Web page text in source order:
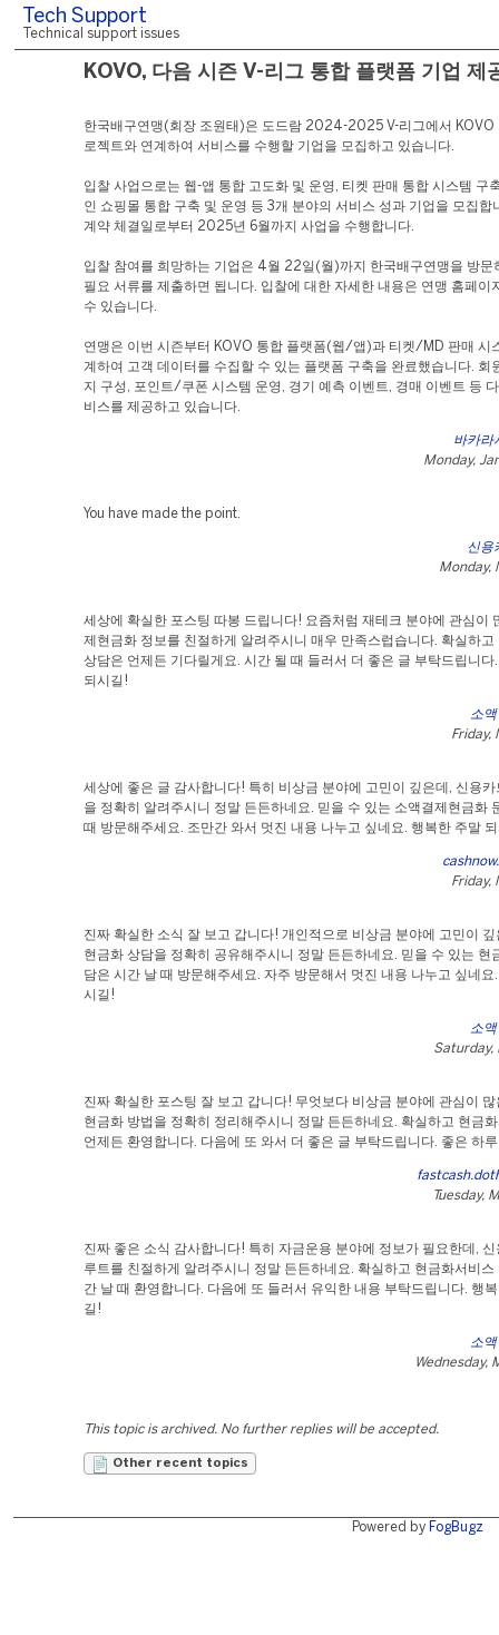
Tech Support
Technical support issues
KOVO, 다음 시즌 V-리그 통합 플랫폼 기업 제
한국배구연맹(회장 조원태)은 도드람 2024-2025 V-리그에서 KOVO
로젝트와 연계하여 서비스를 수행할 기업을 모집하고 있습니다.
입찰 사업으로는 웹-앱 통합 고도화 및 운영, 티켓 판매 통합 시스템 구
인 쇼핑몰 통합 구축 및 운영 등 3개 분야의 서비스 성과 기업을 모집합
계약 체결일로부터 2025년 6월까지 사업을 수행합니다.
입찰 참여를 희망하는 기업은 4월 22일(월)까지 한국배구연맹을 방문
필요 서류를 제출하면 됩니다. 입찰에 대한 자세한 내용은 연맹 홈페이
수 있습니다.
연맹은 이번 시즌부터 KOVO 통합 플랫폼(웹/앱)과 티켓/MD 판매 시
계하여 고객 데이터를 수집할 수 있는 플랫폼 구축을 완료했습니다. 회
지 구성, 포인트/쿠폰 시스템 운영, 경기 예측 이벤트, 경매 이벤트 등
비스를 제공하고 있습니다.
바카라
Monday,
You have made the point.
신용
Monday,
세상에 확실한 포스팅 따봉 드립니다! 요즘처럼 재테크 분야에 관심이
제현금화 정보를 친절하게 알려주시니 매우 만족스럽습니다. 확실하고
상담은 언제든 기다릴게요. 시간 될 때 들러서 더 좋은 글 부탁드립니다
되시길!
소
Friday,
세상에 좋은 글 감사합니다! 특히 비상금 분야에 고민이 깊은데, 신용
을 정확히 알려주시니 정말 든든하네요. 믿을 수 있는 소액결제현금화
때 방문해주세요. 조만간 와서 멋진 내용 나누고 싶네요. 행복한 주말
Friday,
진짜 확실한 소식 잘 보고 갑니다! 개인적으로 비상금 분야에 고민이
현금화 상담을 정확히 공유해주시니 정말 든든하네요. 믿을 수 있는 현
담은 시간 날 때 방문해주세요. 자주 방문해서 멋진 내용 나누고 싶네요
시길!
소
Saturday,
진짜 확실한 포스팅 잘 보고 갑니다! 무엇보다 비상금 분야에 관심이
현금화 방법을 정확히 정리해주시니 정말 든든하네요. 확실하고 현금
언제든 환영합니다. 다음에 또 와서 더 좋은 글 부탁드립니다. 좋은 하
Tuesday,
진짜 좋은 소식 감사합니다! 특히 자금운용 분야에 정보가 필요한데,
루트를 친절하게 알려주시니 정말 든든하네요. 확실하고 현금화서비스
간 날 때 환영합니다. 다음에 또 들러서 유익한 내용 부탁드립니다. 행
길!
소
Wednesday,
This topic is archived. No further replies will be accepted.
Other recent topics
Powered by FogBugz